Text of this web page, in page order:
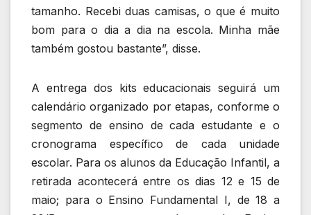
tamanho. Recebi duas camisas, o que é muito
bom para o dia a dia na escola. Minha mãe
também gostou bastante”, disse.
A entrega dos kits educacionais seguirá um
calendário organizado por etapas, conforme o
segmento de ensino de cada estudante e o
cronograma específico de cada unidade
escolar. Para os alunos da Educação Infantil, a
retirada acontecerá entre os dias 12 e 15 de
maio; para o Ensino Fundamental I, de 18 a